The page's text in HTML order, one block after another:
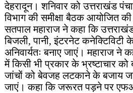
देहरादून। शनिवार को उत्तराखंड
विभाग की समीक्षा बैठक आयोजित
सतपाल महाराज ने कहा कि
बिजली, पानी, इंटरनेट कनेक्टिविटी
अनिवार्यतः बनाए जाएं। महाराज ने
में किसी भी प्रकार के भ्रष्टाचार को
जांचों को बेवजह लटकाने के बजाय
जाएं। कहा कि जरूरत पड़ने पर